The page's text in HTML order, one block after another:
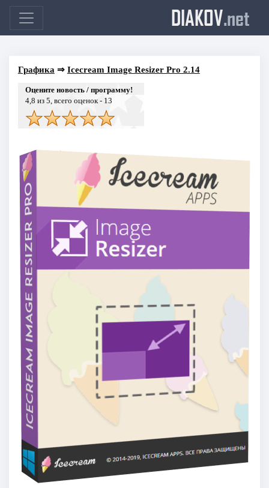
DIAKOV.net
Графика ⇒ Icecream Image Resizer Pro 2.14
Оцените новость / программу!
4,8 из 5, всего оценок - 13